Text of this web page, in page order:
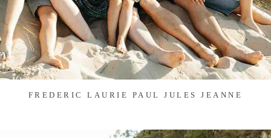
FREDERIC LAURIE PAUL JULES JEANNE